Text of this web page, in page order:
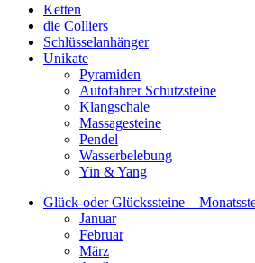
Ketten
die Colliers
Schlüsselanhänger
Unikate
Pyramiden
Autofahrer Schutzsteine
Klangschale
Massagesteine
Pendel
Wasserbelebung
Yin & Yang
Glück-oder Glückssteine –
Januar
Februar
März